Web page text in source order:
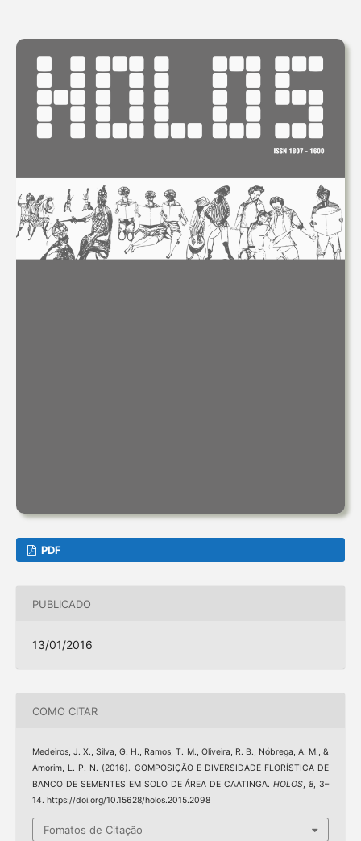
PDF
PUBLICADO
13/01/2016
COMO CITAR
Medeiros, J. X., Silva, G. H., Ramos, T. M., Oliveira, R. B., Nóbrega, A. M., &
Amorim, L. P. N. (2016). COMPOSIÇÃO E DIVERSIDADE FLORÍSTICA DE
BANCO DE SEMENTES EM SOLO DE ÁREA DE CAATINGA.HOLOS,8, 3–
14. https://doi.org/10.15628/holos.2015.2098
Fomatos de Citação